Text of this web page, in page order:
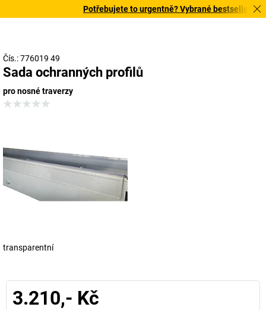
Potřebujete to urgentně? Vybrané bestsellery
Čís.: 776019 49
Sada ochranných profilů
pro nosné traverzy
transparentní
3.210,- Kč